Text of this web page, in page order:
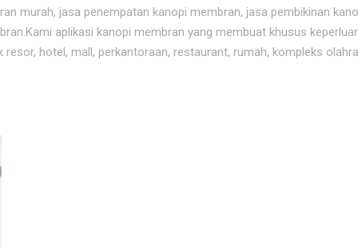
murah, jasa penempatan kanopi membran, jasa pembikinan
aplikasi kanopi membran yang membuat khusus
hotel, mall, perkantoraan, restaurant, rumah, kompleks